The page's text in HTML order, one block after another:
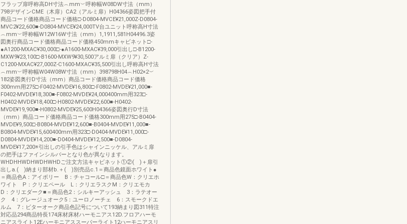
フラップ扉呼称高DH寸法︵mm︶呼称幅W08DW寸法（mm）
798デザインCME（木扉）CA2（アルミ扉）H04366姿図把手付
商品コード価格商品コード価格□-D0804-MVCE¥21,000Z-D0804-
MVC2¥22,600■-D0804-MVCE¥24,000TV台ユニット呼称高H寸法
︵mm︶呼称幅W12W16W寸法（mm）1,1911,581H04496.3姿
図奥行商品コード価格商品コード価格450mmキャビネット□-
●A1200-MXAC¥30,000□-●A1600-MXAC¥39,000引出し□-B1200-
MXW9¥23,100□-B1600-MXW9¥30,500アルミ扉（クリア）Z-
C1200-MXAC¥27,000Z-C1600-MXAC¥35,500引出し呼称高H寸法
︵mm︶呼称幅W04W08W寸法（mm）398798H04︵H02×2︶
182姿図奥行D寸法（mm）商品コード価格商品コード価格
300mm用275□-F0402-MVDE¥16,800□-F0802-MVDE¥21,000■-
F0402-MVDE¥18,300■-F0802-MVDE¥24,000400mm用323□-
H0402-MVDE¥18,400□-H0802-MVDE¥22,600■-H0402-
MVDE¥19,900■-H0802-MVDE¥25,600H04366姿図奥行D寸法
（mm）商品コード価格商品コード価格300mm用275□-B0404-
MVDE¥9,500□-B0804-MVDE¥12,600■-B0404-MVDE¥11,000■-
B0804-MVDE¥15,600400mm用323□-D0404-MVDE¥11,000□-
D0804-MVDE¥14,200■-D0404-MVDE¥12,500■-D0804-
MVDE¥17,200※引出しの引手色はシャインニッケル、アルミ扉
の把手はファインシルバーとなり色が異なります。
WHDHHWDHWDHWHDご注文方法キャビネット①②( )＋扉引
出しa.( )納まり部材b.＋( )別売品c.1＝商品色鏡面ホワイト●
＝商品色A：アイボリー B：チャコール□＝商品色W：クリエホ
ワイト P：クリエペール L：クリエラスクM：クリエモカ
D：クリエダーク■＝商品色2：シルキーアッシュ 3：ラテオー
ク 4：グレージュオーク5：ユーロノーチェ 6：スモークドエ
ルム 7：ビターオーク商品色記号について193納まり図311特注
対応品294商品特長174床材床材ハーモニアス12D.フロアハーモ
ニアスライト12Eハーモニアススーパーライト12ハーモニアスリ